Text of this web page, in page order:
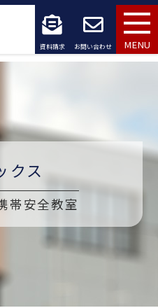
資料請求 お問い合わせ MENU
クス
安全教室